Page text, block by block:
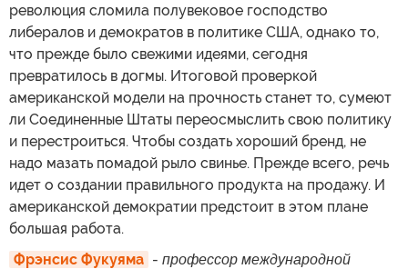
революция сломила полувековое господство
либералов и демократов в политике США, однако то,
что прежде было свежими идеями, сегодня
превратилось в догмы. Итоговой проверкой
американской модели на прочность станет то, сумеют
ли Соединенные Штаты переосмыслить свою политику
и перестроиться. Чтобы создать хороший бренд, не
надо мазать помадой рыло свинье. Прежде всего, речь
идет о создании правильного продукта на продажу. И
американской демократии предстоит в этом плане
большая работа.
Фрэнсис Фукуяма - профессор международной